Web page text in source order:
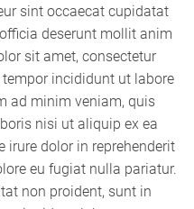
sint occaecat cupidatat
deserunt mollit anim
sit amet, consectetur
incididunt ut labore
ad minim veniam, quis
nisi ut aliquip ex ea
irure dolor in reprehenderit
eu fugiat nulla pariatur.
non proident, sunt in